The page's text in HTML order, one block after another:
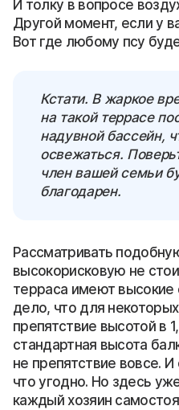
И толку в вопросе
Другой момент, если у
Вот где любому псу
Кстати. В жаркое
на такой террасе
надувной бассейн,
освежаться.
член вашей семьи
благодарен.
Рассматривать
высокорисковую не
терраса имеют высокие
дело, что для
препятствие высотой в
стандартная высота
не препятствие вовсе.
что угодно. Но здесь
каждый хозяин